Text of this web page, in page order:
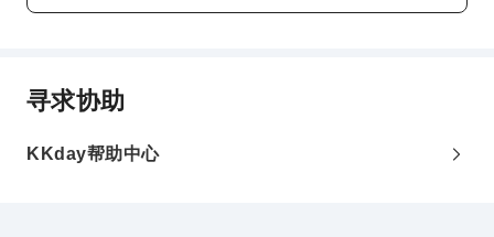
受在客房内的时光。为了确保您获得最大程度的放松，客房采
罗尼亚多诺斯蒂酒店为您提供一系列有趣的房间配置，包括带
独特的体验。住宿期间，客人可以在部分客房享受室内娱乐设
寻求协助
KKday帮助中心